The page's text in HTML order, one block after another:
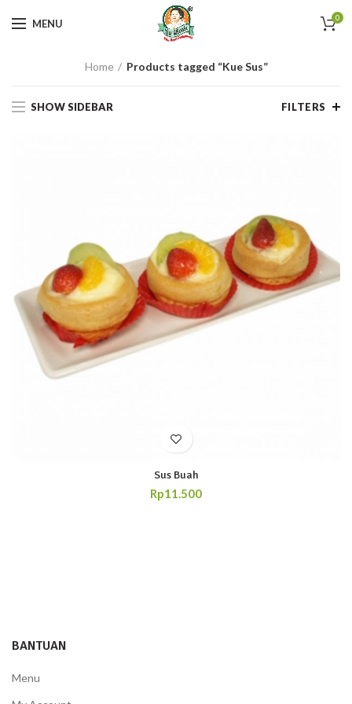
MENU 0
Home Products tagged “Kue Sus”
SHOW SIDEBAR FILTERS
Sus Buah
Rp11.500
BANTUAN
Menu